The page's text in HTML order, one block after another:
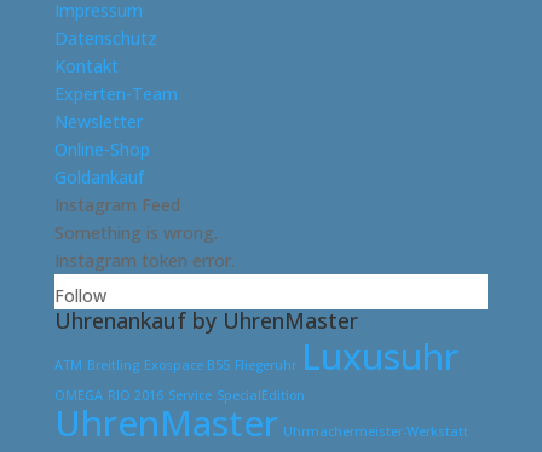
Impressum
Datenschutz
Kontakt
Experten-Team
Newsletter
Online-Shop
Goldankauf
Instagram Feed
Something is wrong.
Instagram token error.
Follow
Uhrenankauf by UhrenMaster
ATM Breitling Exospace B55 Fliegeruhr Luxusuhr
OMEGA RIO 2016 Service SpecialEdition
UhrenMaster Uhrmachermeister-Werkstatt